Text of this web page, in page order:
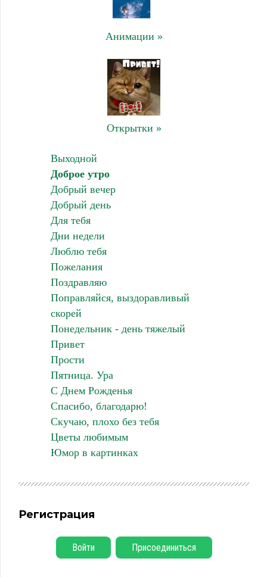
Анимации »
Открытки »
Выходной
Доброе утро
Добрый вечер
Добрый день
Для тебя
Дни недели
Люблю тебя
Пожелания
Поздравляю
Поправляйся, выздоравливый
скорей
Понедельник - день тяжелый
Привет
Прости
Пятница. Ура
С Днем Рожденья
Спасибо, благодарю!
Скучаю, плохо без тебя
Цветы любимым
Юмор в картинках
Регистрация
Войти Присоединиться